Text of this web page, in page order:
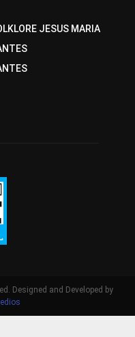
JESUS MARIA
Designed and Developed by